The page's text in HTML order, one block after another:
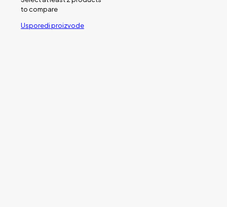
to compare
Usporedi proizvode